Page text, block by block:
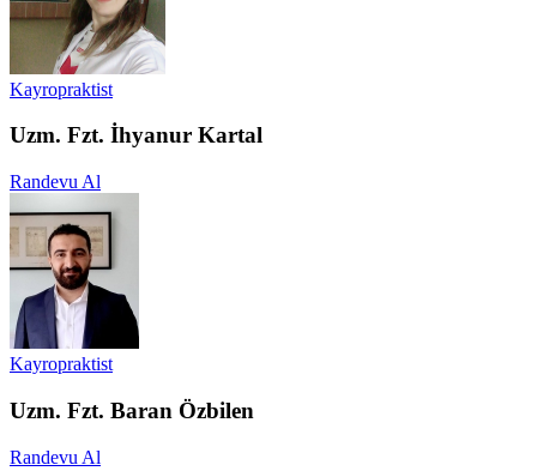
Kayropraktist
Uzm. Fzt. İhyanur Kartal
Randevu Al
Kayropraktist
Uzm. Fzt. Baran Özbilen
Randevu Al